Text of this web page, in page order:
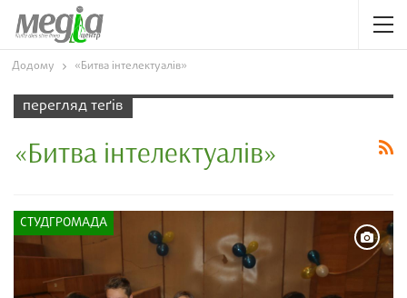
Додому «Битва інтелектуалів»
перегляд теґів
«Битва інтелектуалів»
СТУДГРОМАДА